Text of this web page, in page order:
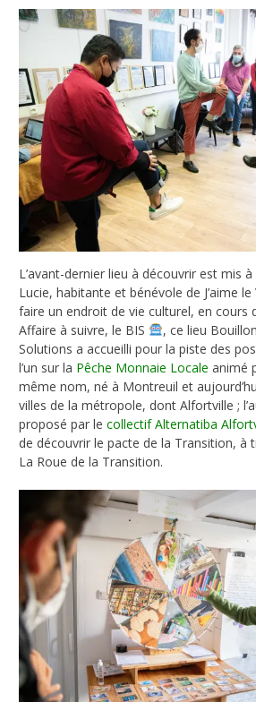
L’avant-dernier lieu à découvrir est mis
Lucie, habitante et bénévole de J’aime
faire un endroit de vie culturel, en cours
Affaire à suivre, le BIS
, ce lieu
Solutions a accueilli pour la piste des
l’un sur la Pêche Monnaie Locale animé
même nom, né à Montreuil et
villes de la métropole, dont Alfortville ;
proposé par le collectif Alternatiba
de découvrir le pacte de la Transition, à
La Roue de la Transition.